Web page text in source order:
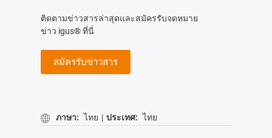
ติดตามข่าวสารล่าสุดและสมัครรับจดหมาย
ข่าว igus® ที่นี่
สมัครรับข่าวสาร
ภาษา: ไทย | ประเทศ: ไทย